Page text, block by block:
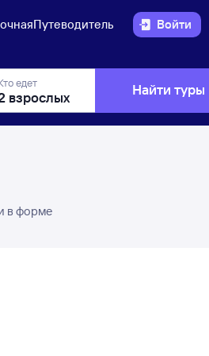
Путеводитель Войти
едет Найти туры
в форме